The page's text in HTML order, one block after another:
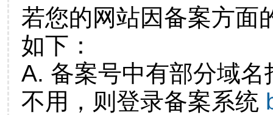
若您的网站因备案方面
如下：
A. 备案号中有部分域
不用，则登录备案系统